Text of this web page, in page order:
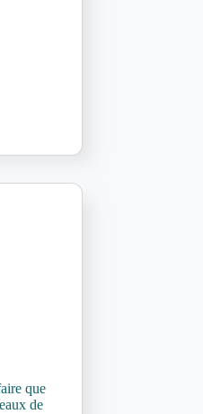
que
de